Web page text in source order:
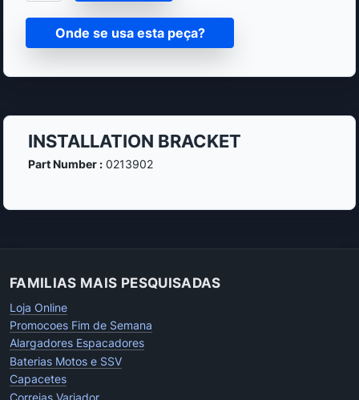
Onde se usa esta peça?
INSTALLATION BRACKET
Part Number :0213902
FAMILIAS MAIS PESQUISADAS
Loja Online
Promocoes Fim de Semana
Alargadores Espacadores
Baterias Motos e SSV
Capacetes
Correias Variador